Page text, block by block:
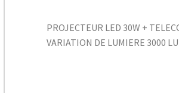
PROJECTEUR LED 30W +
VARIATION DE LUMIERE 3000